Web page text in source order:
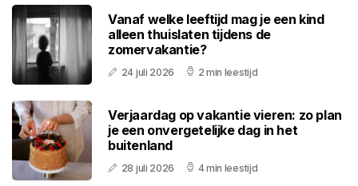
Vanaf welke leeftijd mag je een kind
alleen thuislaten tijdens de
zomervakantie?
24 juli 2026 2 min leestijd
Verjaardag op vakantie vieren: zo plan
je een onvergetelijke dag in het
buitenland
28 juli 2026 4 min leestijd